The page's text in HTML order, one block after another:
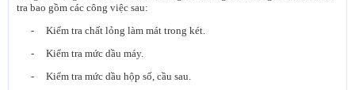
tra bao gồm các công việc sau:
- Kiểm tra chất lỏng làm mát trong két.
- Kiểm tra mức dầu máy.
- Kiểm tra mức dầu hộp số, cầu sau.